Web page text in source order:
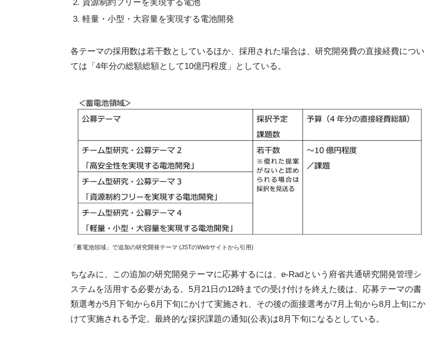
資源制約フリーを実現する電池
軽量・小型・大容量を実現する電池開発
各テーマの採用数は若干数としているほか、採用された場合は、研究開発費の直接経費につい
ては「4年分の総額総額として10億円程度」としている。
「蓄電池領域」で追加の研究開発テーマ (JSTのWebサイトから引用)
ちなみに、この追加の研究開発テーマに応募するには、e-Radという府省共通研究開発管理シ
ステムを活用する必要がある。5月21日の12時までの受け付けを終えた後は、応募テーマの書
類選考が5月下旬から6月下旬にかけて実施され、その後の面接選考が7月上旬から8月上旬にか
けて実施される予定。最終的な採択課題の通知(公表)は8月下旬になるとしている。